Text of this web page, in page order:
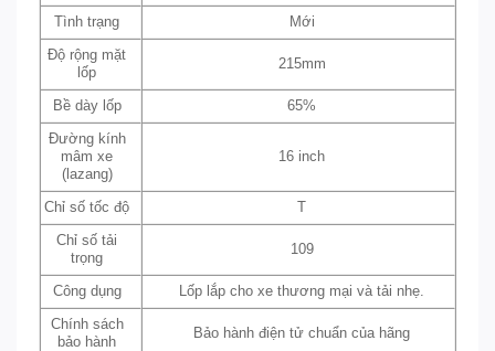
Tình trạng Mới
Độ rộng mặt
lốp
215mm
Bề dày lốp 65%
Đường kính
mâm xe
(lazang)
16 inch
Chỉ số tốc độ
Chỉ số tải
trọng
109
Công dụng Lốp lắp cho xe thương mại và tải nhẹ.
Chính sách
bảo hành
Bảo hành điện tử chuẩn của hãng